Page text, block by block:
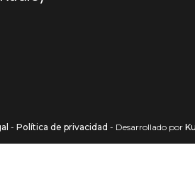
- Política de privacidad - Desarrollado por